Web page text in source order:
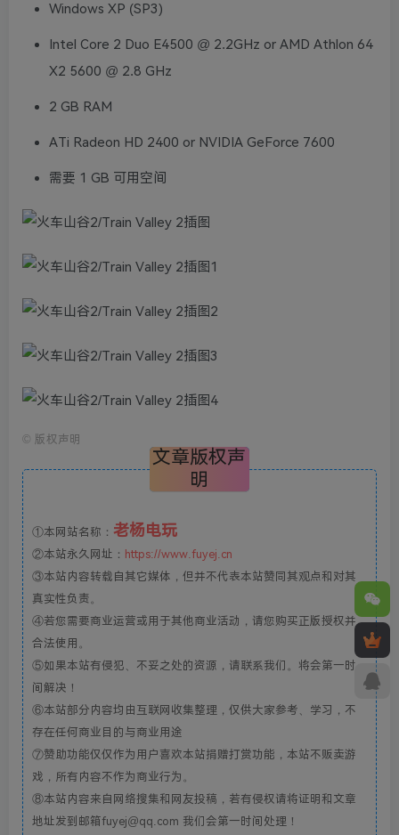
Windows XP (SP3)
Intel Core 2 Duo E4500 @ 2.2GHz or AMD Athlon 64
X2 5600 @ 2.8 GHz
2 GB RAM
ATi Radeon HD 2400 or NVIDIA GeForce 7600
需要 1 GB 可用空间
© 版权声明
文章版权声
明
①本网站名称： 老杨电玩
②本站永久网址： https://www.fuyej.cn
③本站内容转载自其它媒体，但并不代表本站赞同其观点和对其
真实性负责。
④若您需要商业运营或用于其他商业活动，请您购买正版授权并
合法使用。
⑤如果本站有侵犯、不妥之处的资源，请联系我们。将会第一时
间解决！
⑥本站部分内容均由互联网收集整理，仅供大家参考、学习，不
存在任何商业目的与商业用途
⑦赞助功能仅仅作为用户喜欢本站捐赠打赏功能，本站不贩卖游
戏，所有内容不作为商业行为。
⑧本站内容来自网络搜集和网友投稿，若有侵权请将证明和文章
地址发到邮箱fuyej@qq.com 我们会第一时间处理！